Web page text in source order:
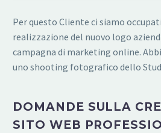
Per questo Cliente ci siamo
realizzazione del nuovo logo
campagna di marketing online.
uno shooting fotografico dello
DOMANDE SULLA
SITO WEB